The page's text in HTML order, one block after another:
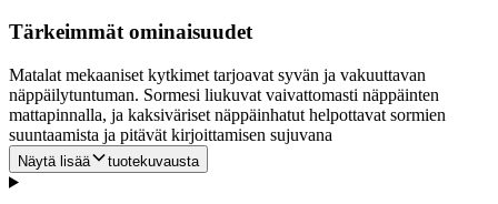
Tärkeimmät ominaisuudet
Matalat mekaaniset kytkimet tarjoavat syvän ja vakuuttavan
näppäilytuntuman. Sormesi liukuvat vaivattomasti näppäinten
mattapinnalla, ja kaksiväriset näppäinhatut helpottavat sormien
suuntaamista ja pitävät kirjoittamisen sujuvana
Näytä lisää tuotekuvausta